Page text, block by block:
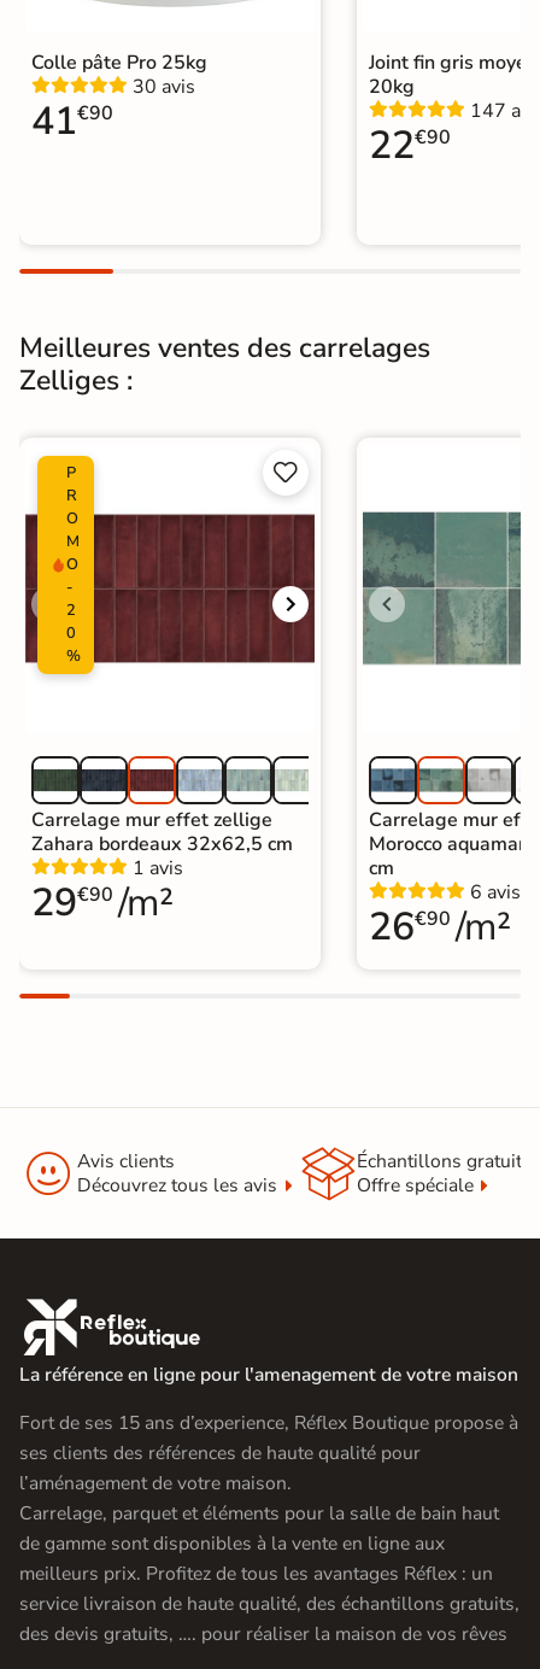
Support
Normes
Origine
Colle pâte Pro 25kg
30 avis
41€90
Joint fin gris
20kg
147
22€90
Meilleures ventes des carrelages
Zelliges :
P
R
O
M
O
-
2
0
%


Carrelage mur effet zellige
Zahara bordeaux 32x62,5 cm
1 avis
29€90 /m²
Carrelage mur
Morocco
cm
6 avis
26€90 /m²
 Avis clients
Découvrez tous les avis
Échantillons gratuit
Offre spéciale

La référence en ligne pour l'amenagement de votre maison
Fort de ses 15 ans d’experience, Réflex Boutique propose à
ses clients des références de haute qualité pour
l’aménagement de votre maison.
Carrelage, parquet et éléments pour la salle de bain haut
de gamme sont disponibles à la vente en ligne aux
meilleurs prix. Profitez de tous les avantages Réflex : un
service livraison de haute qualité, des échantillons gratuits,
des devis gratuits, …. pour réaliser la maison de vos rêves